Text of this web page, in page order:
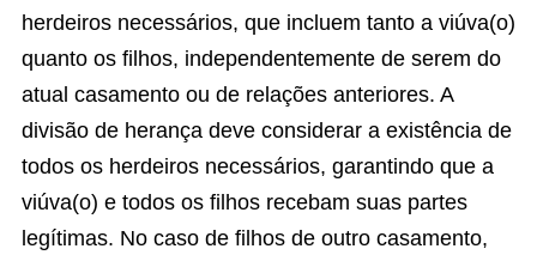
herdeiros necessários, que incluem tanto a viúva(o)
quanto os filhos, independentemente de serem do
atual casamento ou de relações anteriores. A
divisão de herança deve considerar a existência de
todos os herdeiros necessários, garantindo que a
viúva(o) e todos os filhos recebam suas partes
legítimas. No caso de filhos de outro casamento,